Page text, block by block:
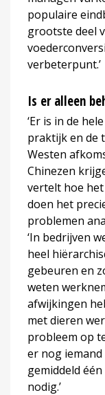
populaire
grootste deel
verbeterpunt.’
Is er alleen
‘Er is in de
praktijk en de
Westen
Chinezen
vertelt hoe
doen het
problemen
‘In bedrijven
heel
gebeuren en
weten
afwijkingen
met dieren
probleem op
er nog
gemiddeld
nodig.’